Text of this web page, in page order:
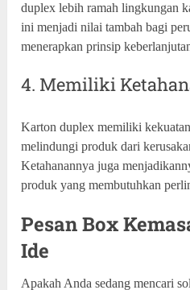
duplex lebih ramah lingkungan
ini menjadi nilai tambah bagi
menerapkan prinsip
4. Memiliki
Karton duplex memiliki
melindungi produk dari
Ketahanannya juga
produk yang membutuhkan
Pesan Box
Ide
Apakah Anda sedang mencari